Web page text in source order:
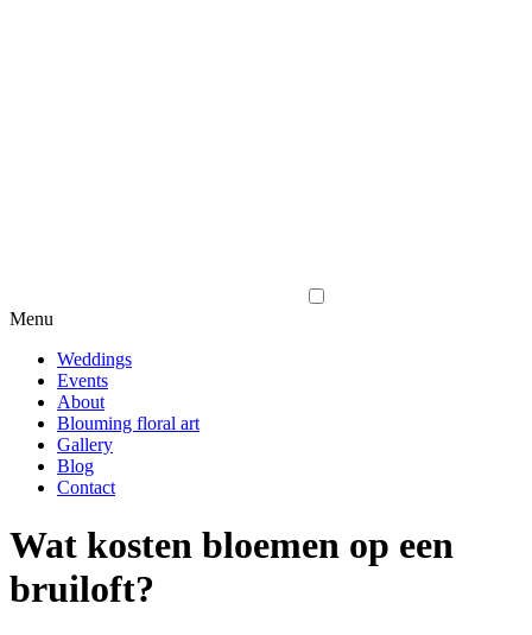
Menu
Weddings
Events
About
Blouming floral art
Gallery
Blog
Contact
Wat kosten bloemen op een
bruiloft?